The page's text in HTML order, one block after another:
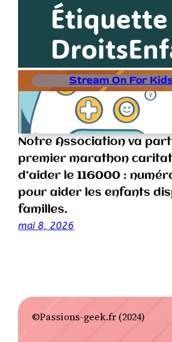
Stream On For
Notre Association va
premier marathon
d’aider le 116000 :
pour aider les enfants
familles.
mai 8, 2026
©Passions-geek.fr (2024)